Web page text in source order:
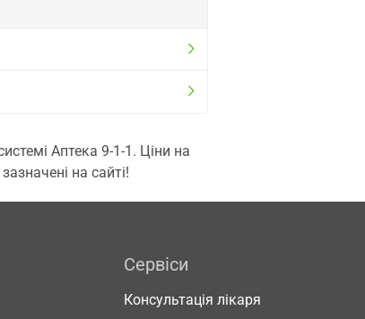
Аптека 9-1-1. Ціни на
на сайті!
Сервіси
Консультація лікаря